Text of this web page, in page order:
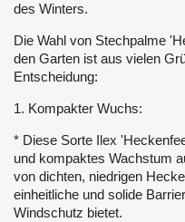
des Winters.
Die Wahl von Stechpalme
den Garten ist aus vielen
Entscheidung:
1. Kompakter Wuchs:
* Diese Sorte Ilex
und kompaktes Wachstum
von dichten, niedrigen
einheitliche und solide
Windschutz bietet.